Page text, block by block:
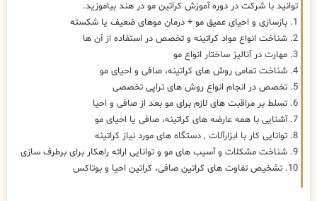
توانید با شرکت در دوره آموزش کراتین مو در هند بیاموزید.
1. بازسازی و احیای عمیق مو + درمان موهای ضعیف یا شکسته
2. شناخت انواع مواد کراتینه و تخصص در استفاده از آن ها
3. مهارت در آنالیز ساختار انواع مو
4. شناخت تمامی روش های کراتینه، صافی و احیای مو
5. تخصص در انجام انواع روش های تراپی تخصصی
6. تسلط بر مراقبت های لازم برای مو بعد از صافی و احیا
7. آشنایی با همه عارضه های کراتینه، صافی یا احیای مو
8. توانایی کار با ابزارآلات , دستگاه های مورد نیاز کراتینه
9. شناخت مشکلات و آسیب های مو و توانایی ارائه راهکار برای برطرف سازی
10. تشخیص تفاوت های کراتین صافی، کراتین احیا و بوتاکس